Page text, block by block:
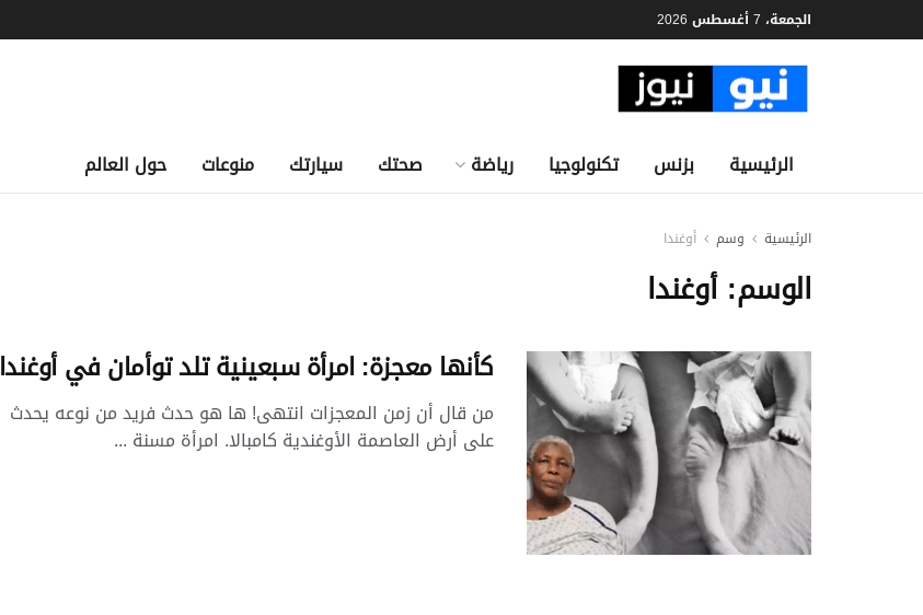
الجمعة، 7 أغسطس 2026
الرئيسية بزنس تكنولوجيا رياضة صحتك سيارتك منوعات حول العالم
الرئيسية وسم أوغندا
الوسم:أوغندا
كأنها معجزة: امرأة سبعينية تلد توأمان في أوغندا
من قال أن زمن المعجزات انتهى! ها هو حدث فريد من نوعه يحدث
على أرض العاصمة الأوغندية كامبالا. امرأة مسنة ...